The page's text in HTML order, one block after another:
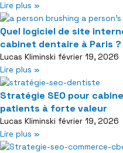
Lire plus »
Quel logiciel de site
cabinet dentaire à Paris ?
Lucas Kliminski février 19, 2026
Lire plus »
Stratégie SEO pour
patients à forte valeur
Lucas Kliminski février 19, 2026
Lire plus »